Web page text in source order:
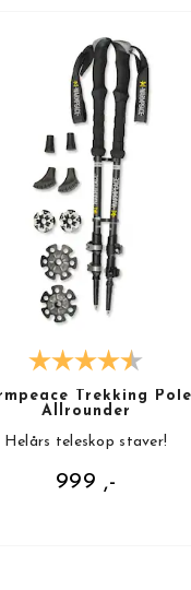
Trekking
Allrounder
Helårs teleskop staver!
999 ,-